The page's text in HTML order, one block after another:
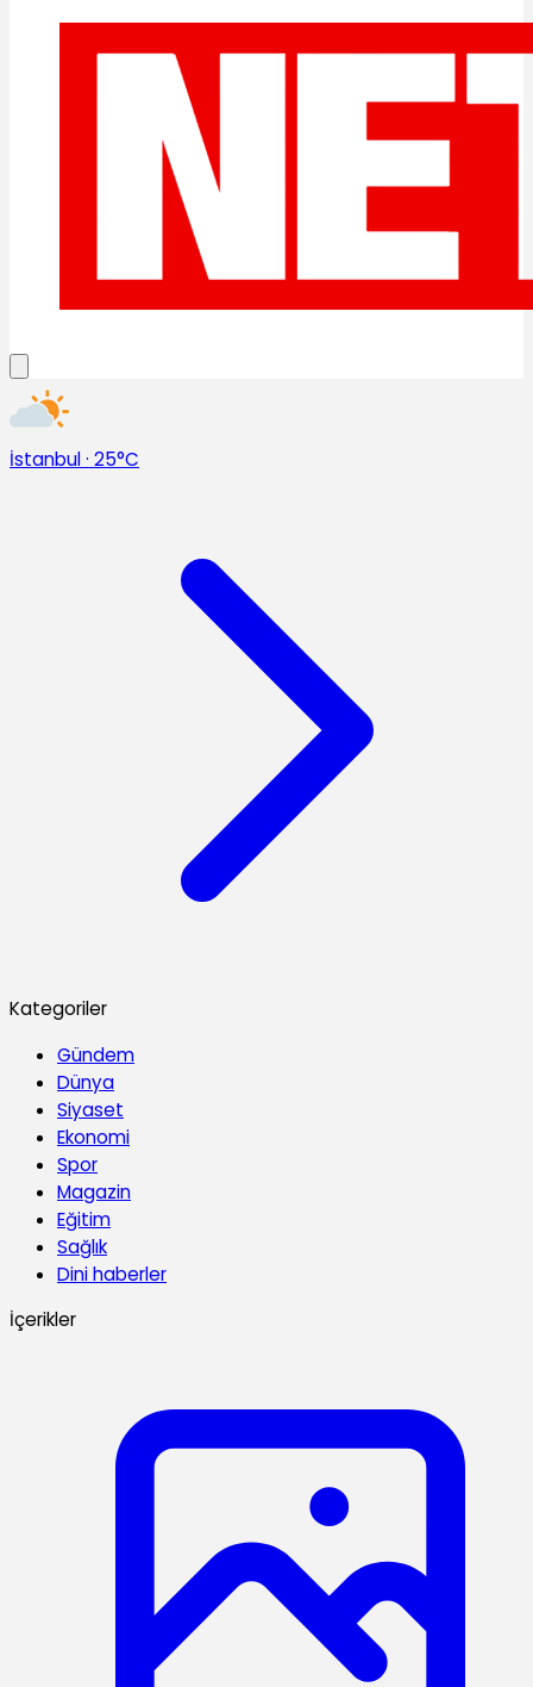
İstanbul· 25°C
Kategoriler
Gündem
Dünya
Siyaset
Ekonomi
Spor
Magazin
Eğitim
Sağlık
Dini haberler
İçerikler